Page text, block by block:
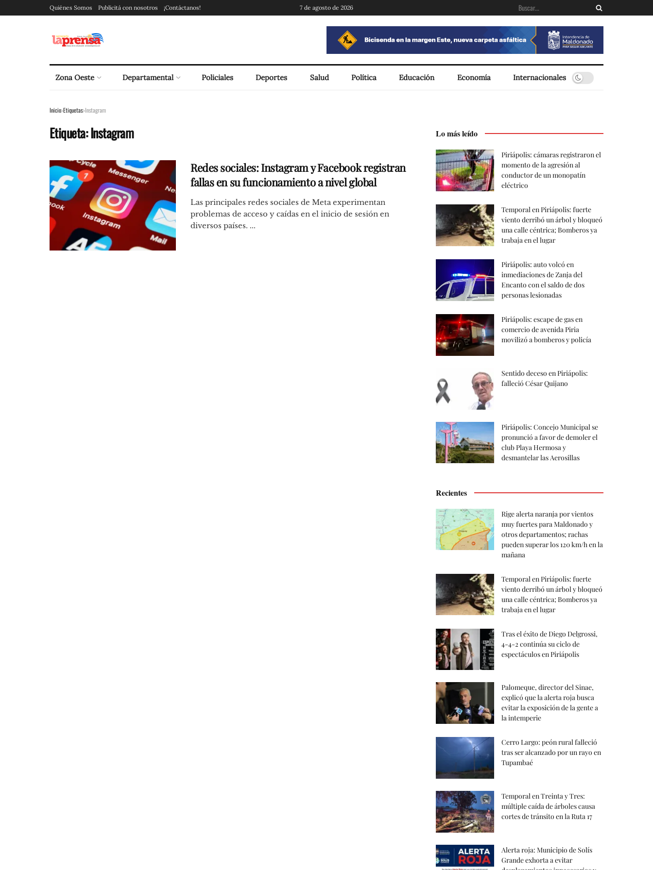
Quiénes Somos Publicitá con nosotros ¡Contáctanos! 7 de agosto de 2026
Zona Oeste Departamental Policiales Deportes Salud Política Educación Economía Internacionales
Inicio Etiquetas Instagram
Etiqueta:Instagram
Redes sociales: Instagram y Facebook registran
fallas en su funcionamiento a nivel global
Las principales redes sociales de Meta experimentan
problemas de acceso y caídas en el inicio de sesión en
diversos países. ...
Lo más leído
Piriápolis: cámaras registraron el
momento de la agresión al
conductor de un monopatín
eléctrico
Temporal en Piriápolis: fuerte
viento derribó un árbol y bloqueó
una calle céntrica; Bomberos ya
trabaja en el lugar
Piriápolis: auto volcó en
inmediaciones de Zanja del
Encanto con el saldo de dos
personas lesionadas
Piriápolis: escape de gas en
comercio de avenida Piria
movilizó a bomberos y policía
Sentido deceso en Piriápolis:
falleció César Quijano
Piriápolis: Concejo Municipal se
pronunció a favor de demoler el
club Playa Hermosa y
desmantelar las Aerosillas
Recientes
Rige alerta naranja por vientos
muy fuertes para Maldonado y
otros departamentos; rachas
pueden superar los 120 km/h en la
mañana
Temporal en Piriápolis: fuerte
viento derribó un árbol y bloqueó
una calle céntrica; Bomberos ya
trabaja en el lugar
Tras el éxito de Diego Delgrossi,
4-4-2 continúa su ciclo de
espectáculos en Piriápolis
Palomeque, director del Sinae,
explicó que la alerta roja busca
evitar la exposición de la gente a
la intemperie
Cerro Largo: peón rural falleció
tras ser alcanzado por un rayo en
Tupambaé
Temporal en Treinta y Tres:
múltiple caída de árboles causa
cortes de tránsito en la Ruta 17
Alerta roja: Municipio de Solís
Grande exhorta a evitar